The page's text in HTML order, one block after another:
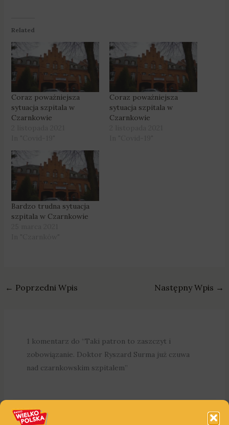
Related
Coraz poważniejsza
sytuacja szpitala w
Czarnkowie
Coraz poważniejsza
sytuacja szpitala w
Czarnkowie
Bardzo trudna sytuacja
szpitala w Czarnkowie
← Poprzedni Wpis Następny Wpis →
1 komentarz do “Taki patron to zaszczyt i
zobowiązanie. Doktor Ryszard Surma już czuwa
nad czarnkowskim szpitalem”
Odnośnik zwrotny: